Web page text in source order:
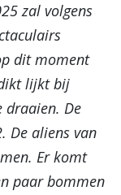
zal volgens
dit moment
lijkt bij
draaien. De
De aliens van
Er komt
paar bommen